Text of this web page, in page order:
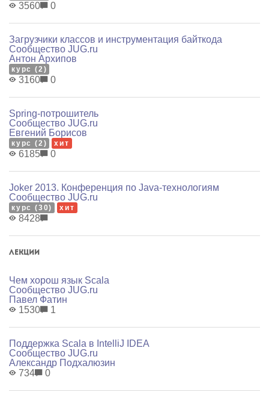
3560 0
Загрузчики классов и инструментация байткода
Сообщество JUG.ru
Антон Архипов
курс (2)
3160 0
Spring-потрошитель
Сообщество JUG.ru
Евгений Борисов
курс (2) хит
6185 0
Joker 2013. Конференция по Java-технологиям
Сообщество JUG.ru
курс (30) хит
8428
Лекции
Чем хорош язык Scala
Сообщество JUG.ru
Павел Фатин
1530
1
Поддержка Scala в IntelliJ IDEA
Сообщество JUG.ru
Александр Подхалюзин
734
0